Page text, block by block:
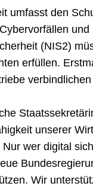
umfasst den
(NIS2)
erfüllen.
unserer
wer digital
Wir